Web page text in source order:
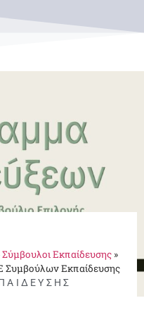
Σύμβουλοι Εκπαίδευσης»
Συμβούλων Εκπαίδευσης